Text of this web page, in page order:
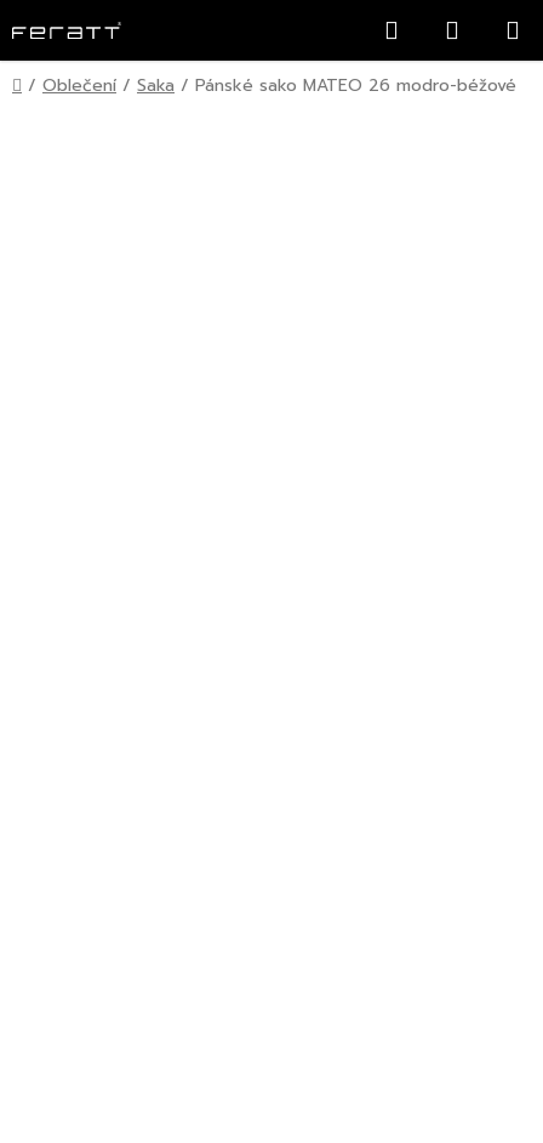
na
obsah
Hledat
KOŠÍK
Domů
/ Oblečení / Saka / Pánské sako MATEO 26 modro-béžové